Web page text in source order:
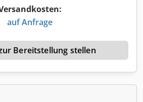
auf Anfrage
Bereitstellung stellen